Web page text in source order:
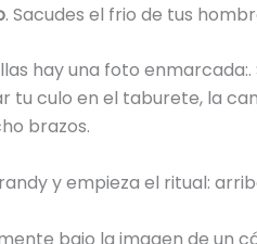
. Sacudes el frio de tus
hay una foto
tu culo en el taburete, la
brazos.
y empieza el ritual:
bajo la imagen de un